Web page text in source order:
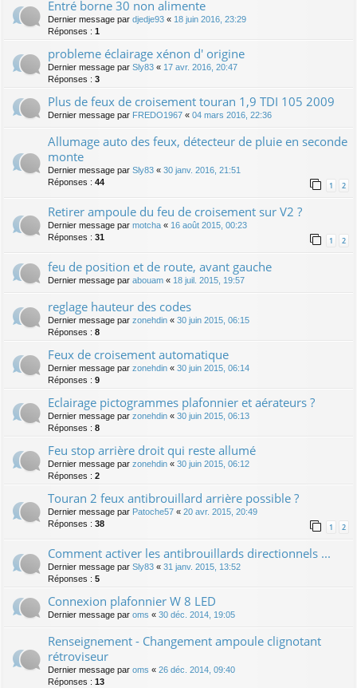
Entré borne 30 non alimente
Dernier message par djedje93 « 18 juin 2016, 23:29
Réponses : 1
probleme éclairage xénon d' origine
Dernier message par Sly83 « 17 avr. 2016, 20:47
Réponses : 3
Plus de feux de croisement touran 1,9 TDI 105 2009
Dernier message par FREDO1967 « 04 mars 2016, 22:36
Allumage auto des feux, détecteur de pluie en seconde
monte
Dernier message par Sly83 « 30 janv. 2016, 21:51
Réponses : 44 1 2
Retirer ampoule du feu de croisement sur V2 ?
Dernier message par motcha « 16 août 2015, 00:23
Réponses : 31 1 2
feu de position et de route, avant gauche
Dernier message par abouam « 18 juil. 2015, 19:57
reglage hauteur des codes
Dernier message par zonehdin « 30 juin 2015, 06:15
Réponses : 8
Feux de croisement automatique
Dernier message par zonehdin « 30 juin 2015, 06:14
Réponses : 9
Eclairage pictogrammes plafonnier et aérateurs ?
Dernier message par zonehdin « 30 juin 2015, 06:13
Réponses : 8
Feu stop arrière droit qui reste allumé
Dernier message par zonehdin « 30 juin 2015, 06:12
Réponses : 2
Touran 2 feux antibrouillard arrière possible ?
Dernier message par Patoche57 « 20 avr. 2015, 20:49
Réponses : 38 1 2
Comment activer les antibrouillards directionnels ...
Dernier message par Sly83 « 31 janv. 2015, 13:52
Réponses : 5
Connexion plafonnier W 8 LED
Dernier message par oms « 30 déc. 2014, 19:05
Renseignement - Changement ampoule clignotant
rétroviseur
Dernier message par oms « 26 déc. 2014, 09:40
Réponses : 13